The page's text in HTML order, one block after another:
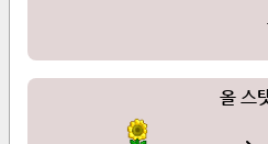
올 스